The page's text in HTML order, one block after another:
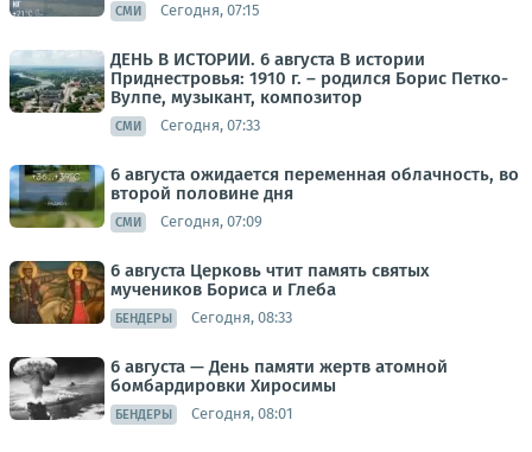
СМИ Сегодня, 07:15
ДЕНЬ В ИСТОРИИ. 6 августа В истории
Приднестровья: 1910 г. – родился Борис Петко-
Вулпе, музыкант, композитор
СМИ Сегодня, 07:33
6 августа ожидается переменная облачность, во
второй половине дня
СМИ Сегодня, 07:09
6 августа Церковь чтит память святых
мучеников Бориса и Глеба
БЕНДЕРЫ Сегодня, 08:33
6 августа — День памяти жертв атомной
бомбардировки Хиросимы
БЕНДЕРЫ Сегодня, 08:01